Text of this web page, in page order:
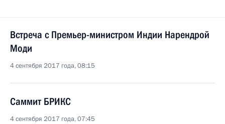
Встреча с Премьер-министром Индии Нарендрой
Моди
4 сентября 2017 года, 08:15
Саммит БРИКС
4 сентября 2017 года, 07:45